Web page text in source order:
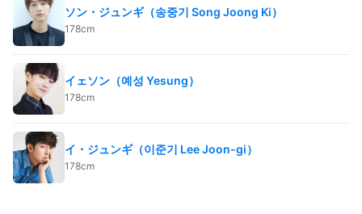
ソン・ジュンギ（송중기 Song Joong Ki）
178cm
イェソン（예성 Yesung）
178cm
イ・ジュンギ（이준기 Lee Joon-gi）
178cm